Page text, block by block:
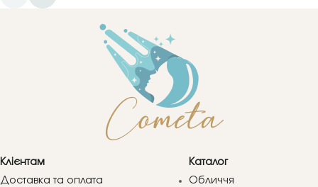
Клієнтам
Доставка та оплата
Каталог
Обличчя